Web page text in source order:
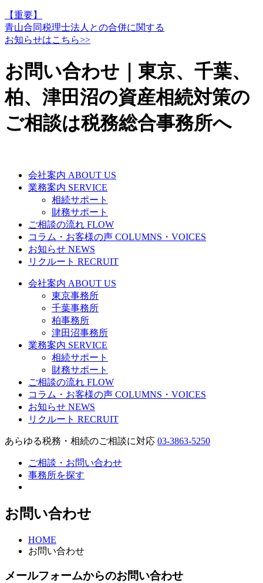
【重要】
青山合同税理士法人との合併に関する
お知らせはこちら>>
お問い合わせ｜東京、千葉、
柏、津田沼の資産相続対策の
ご相談は税務総合事務所へ
会社案内 ABOUT US
業務案内 SERVICE
相続サポート
財務サポート
ご相談の流れ FLOW
コラム・お客様の声 COLUMNS・VOICES
お知らせ NEWS
リクルート RECRUIT
会社案内 ABOUT US
東京事務所
千葉事務所
柏事務所
津田沼事務所
業務案内 SERVICE
相続サポート
財務サポート
ご相談の流れ FLOW
コラム・お客様の声 COLUMNS・VOICES
お知らせ NEWS
リクルート RECRUIT
あらゆる税務・相続のご相談に対応 03-3863-5250
ご相談・お問い合わせ
事務所を探す
お問い合わせ
HOME
お問い合わせ
メールフォームからのお問い合わせ